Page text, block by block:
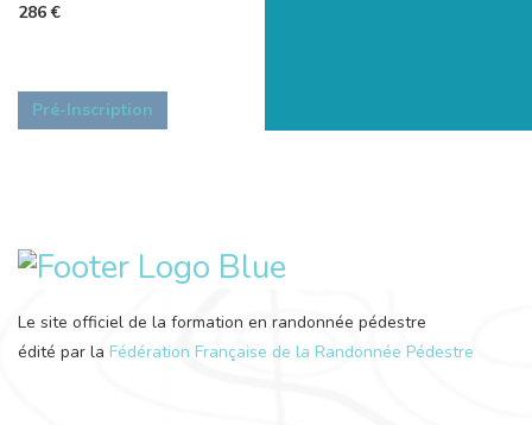
286 €
Pré-Inscription
Le site officiel de la formation en randonnée pédestre
édité par la Fédération Française de la Randonnée Pédestre